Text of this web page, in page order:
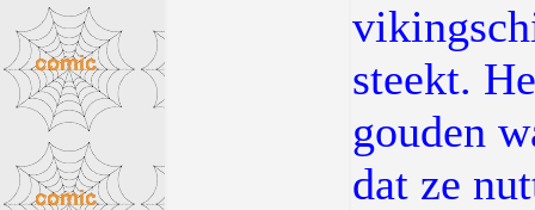
steekt.
gouden
dat ze